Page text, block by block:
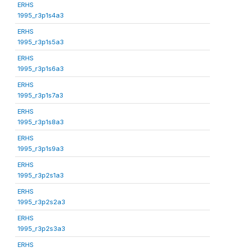
ERHS
1995_r3p1s4a3
ERHS
1995_r3p1s5a3
ERHS
1995_r3p1s6a3
ERHS
1995_r3p1s7a3
ERHS
1995_r3p1s8a3
ERHS
1995_r3p1s9a3
ERHS
1995_r3p2s1a3
ERHS
1995_r3p2s2a3
ERHS
1995_r3p2s3a3
ERHS